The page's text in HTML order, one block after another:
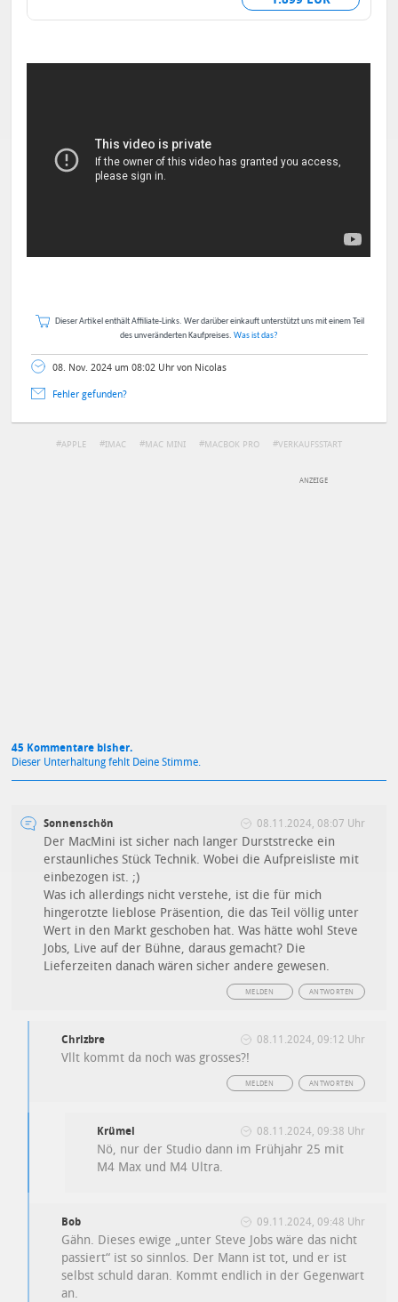
Dieser Artikel enthält Affiliate-Links. Wer darüber einkauft unterstützt uns mit einem Teil
des unveränderten Kaufpreises. Was ist das?
08. Nov. 2024 um 08:02 Uhr von Nicolas
Fehler gefunden?
APPLE IMAC MAC MINI MACBOK PRO VERKAUFSSTART
45 Kommentare bisher.
Dieser Unterhaltung fehlt Deine Stimme.
Sonnenschön 08.11.2024, 08:07 Uhr
Der MacMini ist sicher nach langer Durststrecke ein
erstaunliches Stück Technik. Wobei die Aufpreisliste mit
einbezogen ist. ;)
Was ich allerdings nicht verstehe, ist die für mich
hingerotzte lieblose Präsention, die das Teil völlig unter
Wert in den Markt geschoben hat. Was hätte wohl Steve
Jobs, Live auf der Bühne, daraus gemacht? Die
Lieferzeiten danach wären sicher andere gewesen.
ANTWORTEN
MELDEN
Chrizbre 08.11.2024, 09:12 Uhr
Vllt kommt da noch was grosses?!
ANTWORTEN
MELDEN
Krümel 08.11.2024, 09:38 Uhr
Nö, nur der Studio dann im Frühjahr 25 mit
M4 Max und M4 Ultra.
Bob 09.11.2024, 09:48 Uhr
Gähn. Dieses ewige „unter Steve Jobs wäre das nicht
passiert“ ist so sinnlos. Der Mann ist tot, und er ist
selbst schuld daran. Kommt endlich in der Gegenwart
an.